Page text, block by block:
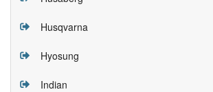
Husqvarna
Hyosung
Indian